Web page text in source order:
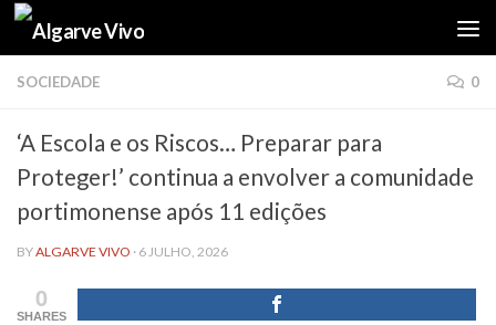
Skip to content
SOCIEDADE 0
‘A Escola e os Riscos… Preparar para
Proteger!’ continua a envolver a comunidade
portimonense após 11 edições
BYALGARVE VIVO · 6 JULHO, 2026
0
SHARES